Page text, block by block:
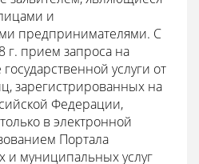
и
предпринимателями. С
г. прием запроса на
услуги от
зарегистрированных на
Федерации,
в электронной
Портала
и муниципальных услуг